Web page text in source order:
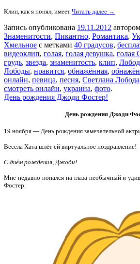
Клип, как я понял, имеет Читать далее →
Запись опубликована 19.11.2012 автором
Знаменитости, Пикантно, Романтика,
Хмельное с метками 40 градусов,
видеоклип, голая, голая девушка, голая
грудь, звезда, знаменитость, клип,
Лободы, нравится, обнажённая,
онлайн, певица, песня, Светлана Лобода
смотреть онлайн, украина, фото.
День рождения Джоди Фостер!
День рождения Джоди
19 ноября — День рождения замечательной
Весела Хата шлёт ей виртуальное поздравление!
С днём рождения, Джоди!
Мне недавно попался на глаза необычный и
Фостер.